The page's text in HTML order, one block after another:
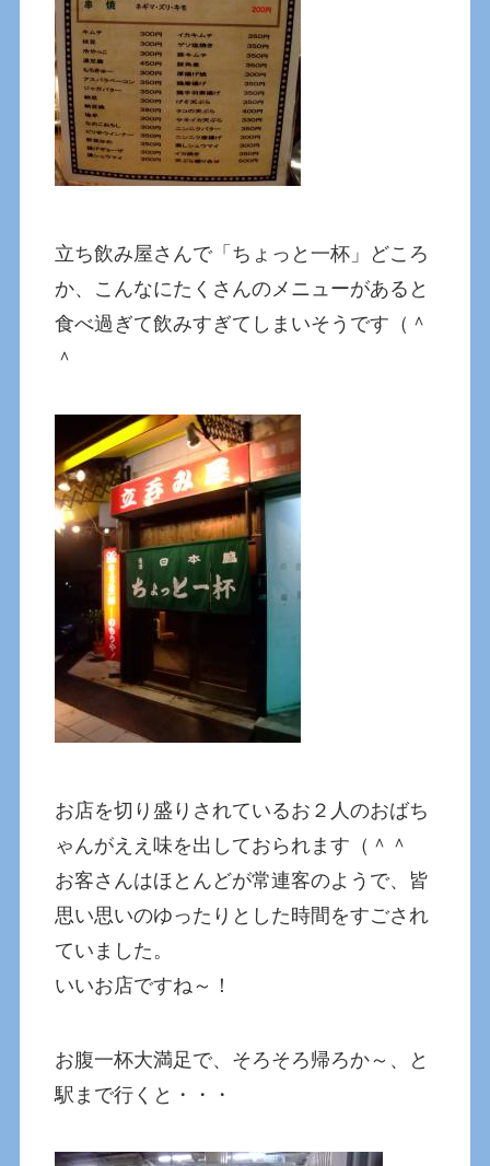
立ち飲み屋さんで「ちょっと一杯」どころ
か、こんなにたくさんのメニューがあると
食べ過ぎて飲みすぎてしまいそうです（＾
＾
お店を切り盛りされているお２人のおばち
ゃんがええ味を出しておられます（＾＾
お客さんはほとんどが常連客のようで、皆
思い思いのゆったりとした時間をすごされ
ていました。
いいお店ですね～！
お腹一杯大満足で、そろそろ帰ろか～、と
駅まで行くと・・・